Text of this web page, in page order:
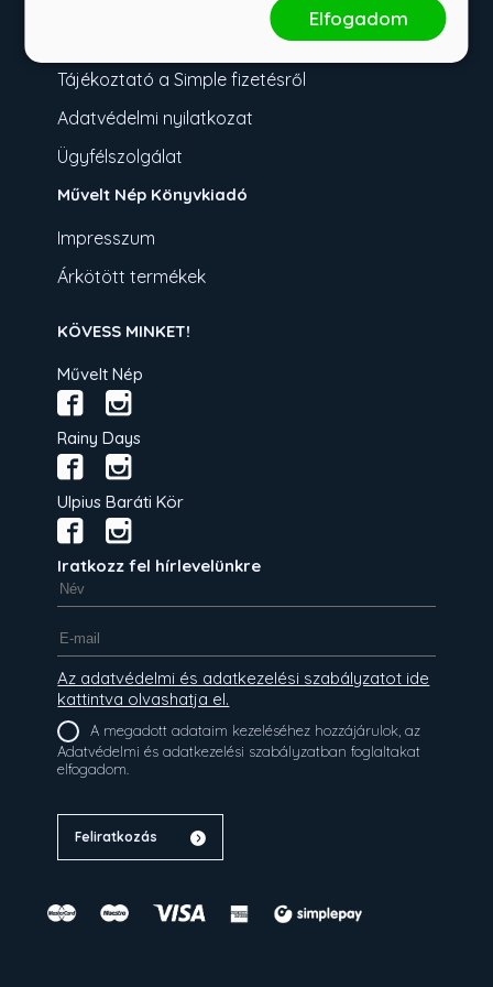
Tájékoztató a Simple fizetésről
Adatvédelmi nyilatkozat
Ügyfélszolgálat
Művelt Nép Könyvkiadó
Impresszum
Árkötött termékek
KÖVESS MINKET!
Művelt Nép
Rainy Days
Ulpius Baráti Kör
Iratkozz fel hírlevelünkre
Az adatvédelmi és adatkezelési szabályzatot ide
kattintva olvashatja el.
A megadott adataim kezeléséhez hozzájárulok, az
Adatvédelmi és adatkezelési szabályzatban foglaltakat
elfogadom.
Feliratkozás
Elfogadom